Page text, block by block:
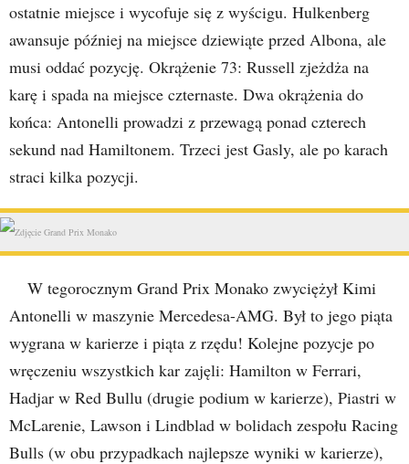
ostatnie miejsce i wycofuje się z wyścigu. Hulkenberg
awansuje później na miejsce dziewiąte przed Albona, ale
musi oddać pozycję. Okrążenie 73: Russell zjeżdża na
karę i spada na miejsce czternaste. Dwa okrążenia do
końca: Antonelli prowadzi z przewagą ponad czterech
sekund nad Hamiltonem. Trzeci jest Gasly, ale po karach
straci kilka pozycji.
W tegorocznym Grand Prix Monako zwyciężył Kimi
Antonelli w maszynie Mercedesa-AMG. Był to jego piąta
wygrana w karierze i piąta z rzędu! Kolejne pozycje po
wręczeniu wszystkich kar zajęli: Hamilton w Ferrari,
Hadjar w Red Bullu (drugie podium w karierze), Piastri w
McLarenie, Lawson i Lindblad w bolidach zespołu Racing
Bulls (w obu przypadkach najlepsze wyniki w karierze),